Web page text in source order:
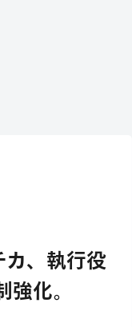
カ、執行役
化。